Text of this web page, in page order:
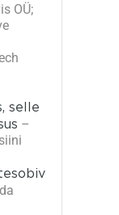
OÜ;
selle
–